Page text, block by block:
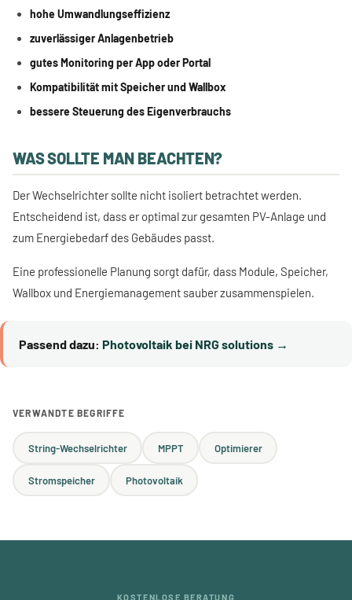
hohe Umwandlungseffizienz
zuverlässiger Anlagenbetrieb
gutes Monitoring per App oder Portal
Kompatibilität mit Speicher und Wallbox
bessere Steuerung des Eigenverbrauchs
WAS SOLLTE MAN BEACHTEN?
Der Wechselrichter sollte nicht isoliert betrachtet werden.
Entscheidend ist, dass er optimal zur gesamten PV-Anlage und
zum Energiebedarf des Gebäudes passt.
Eine professionelle Planung sorgt dafür, dass Module, Speicher,
Wallbox und Energiemanagement sauber zusammenspielen.
Passend dazu: Photovoltaik bei NRG solutions →
VERWANDTE BEGRIFFE
String-Wechselrichter MPPT Optimierer
Stromspeicher Photovoltaik
KOSTENLOSE BERATUNG